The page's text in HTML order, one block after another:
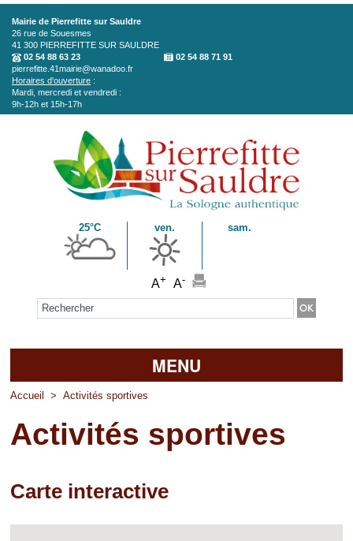
Aller au contenu principal
Mairie de Pierrefitte sur Sauldre
26 rue de Souesmes
41 300 PIERREFITTE SUR SAULDRE
02 54 88 63 23
02 54 88 71 91
pierrefitte.41mairie@wanadoo.fr
Horaires d'ouverture :
Mardi, mercredi et vendredi :
9h-12h et 15h-17h
25°C ven. sam.
A+ A-
Formulaire de recherche
MENU
Accueil
La mairie
Vie pratique
Accueil > Activités sportives
Activités sportives
Carte interactive